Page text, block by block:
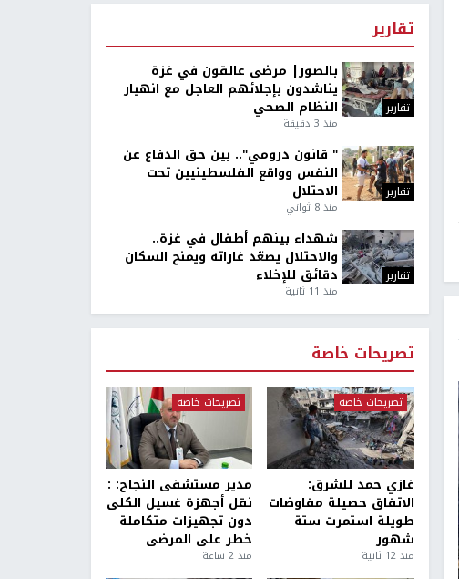
تقارير
تقارير
بالصور| مرضى عالقون في غزة
يناشدون بإجلائهم العاجل مع انهيار
النظام الصحي
منذ 3 دقيقة
تقارير
" قانون درومي".. بين حق الدفاع عن
النفس وواقع الفلسطينيين تحت
الاحتلال
منذ 8 ثواني
تقارير
شهداء بينهم أطفال في غزة..
والاحتلال يصعّد غاراته ويمنح السكان
دقائق للإخلاء
منذ 11 ثانية
تصريحات خاصة
تصريحات خاصة
غازي حمد للشرق:
الاتفاق حصيلة مفاوضات
طويلة استمرت ستة
شهور
منذ 12 ثانية
تصريحات خاصة
مدير مستشفى النجاح: :
نقل أجهزة غسيل الكلى
دون تجهيزات متكاملة
خطر على المرضى
منذ 2 ساعة